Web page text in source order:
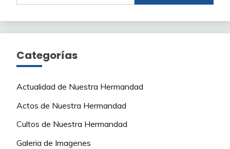
Categorías
Actualidad de Nuestra Hermandad
Actos de Nuestra Hermandad
Cultos de Nuestra Hermandad
Galeria de Imagenes